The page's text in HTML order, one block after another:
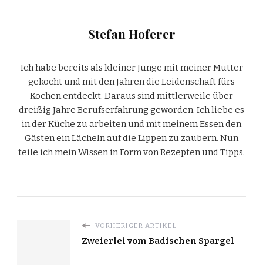
Stefan Hoferer
Ich habe bereits als kleiner Junge mit meiner Mutter
gekocht und mit den Jahren die Leidenschaft fürs
Kochen entdeckt. Daraus sind mittlerweile über
dreißig Jahre Berufserfahrung geworden. Ich liebe es
in der Küche zu arbeiten und mit meinem Essen den
Gästen ein Lächeln auf die Lippen zu zaubern. Nun
teile ich mein Wissen in Form von Rezepten und Tipps.
VORHERIGER ARTIKEL
Zweierlei vom Badischen Spargel